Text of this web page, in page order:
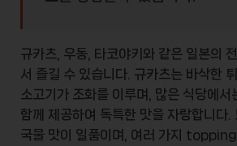
규카츠 우동 타코야키 와 같은 일본의
서 즐길 수 있습니다. 규카츠는 바삭한
소고기가 조화를 이루며, 많은 식당에서
함께 제공하여 독특한 맛을 자랑합니다.
국물 맛이 일품이며, 여러 가지